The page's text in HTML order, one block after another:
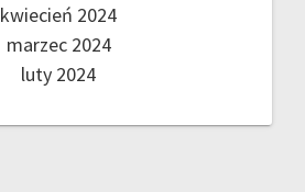
kwiecień 2024
marzec 2024
luty 2024